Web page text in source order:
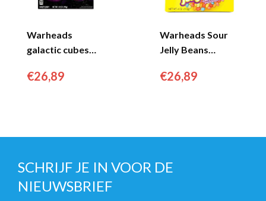
Warheads
galactic cubes
99gr)...
€26,89
Warheads Sour
Jelly Beans
99gr)...
€26,89
SCHRIJF JE IN VOOR DE
NIEUWSBRIEF